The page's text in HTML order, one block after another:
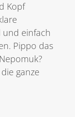
Kopf
einfach
Pippo das
ganze